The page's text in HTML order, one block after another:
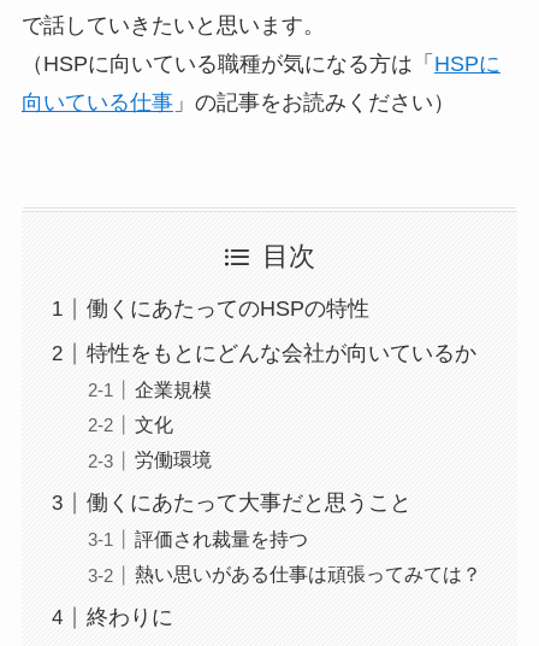
で話していきたいと思います。
（HSPに向いている職種が気になる方は「 HSPに
向いている仕事」の記事をお読みください）
目次
働くにあたってのHSPの特性
特性をもとにどんな会社が向いているか
企業規模
文化
労働環境
働くにあたって大事だと思うこと
評価され裁量を持つ
熱い思いがある仕事は頑張ってみては？
終わりに